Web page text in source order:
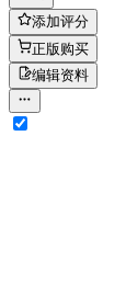
添加评分
正版购买
编辑资料